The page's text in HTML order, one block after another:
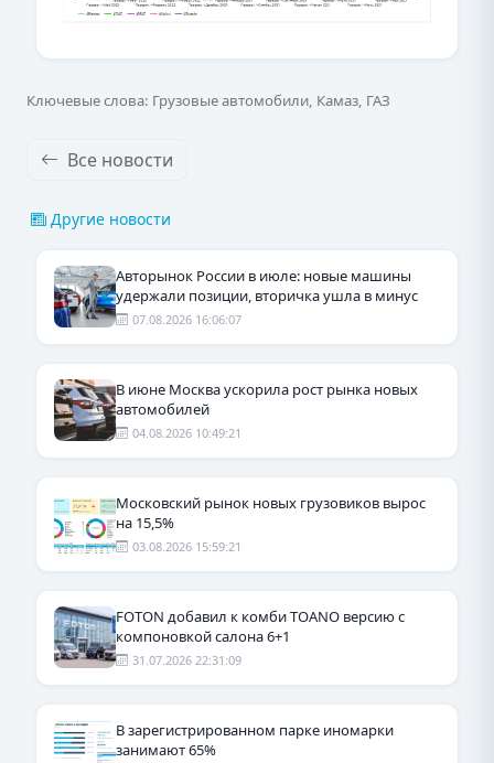
Ключевые слова: Грузовые автомобили, Камаз, ГАЗ
Все новости
Другие новости
Авторынок России в июле: новые машины
удержали позиции, вторичка ушла в минус
07.08.2026 16:06:07
В июне Москва ускорила рост рынка новых
автомобилей
04.08.2026 10:49:21
Московский рынок новых грузовиков вырос
на 15,5%
03.08.2026 15:59:21
FOTON добавил к комби TOANO версию с
компоновкой салона 6+1
31.07.2026 22:31:09
В зарегистрированном парке иномарки
занимают 65%